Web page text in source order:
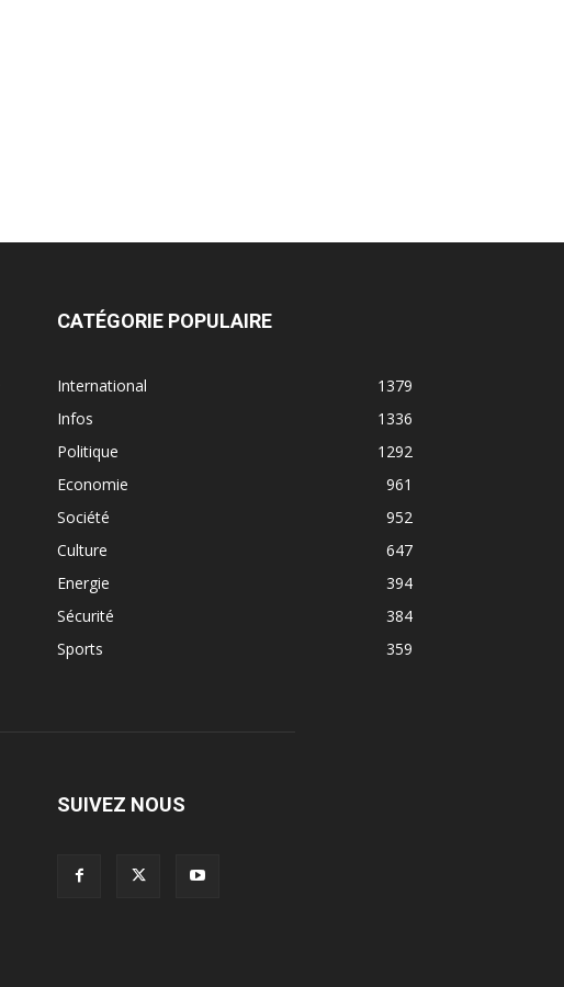
CATÉGORIE POPULAIRE
International
1379
Infos
1336
Politique
1292
Economie
961
Société
952
Culture
647
Energie
394
Sécurité
384
Sports
359
SUIVEZ NOUS